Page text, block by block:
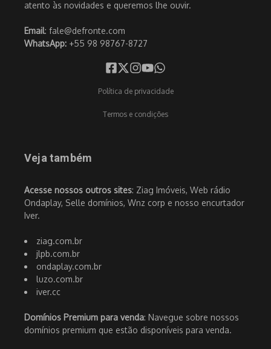
atento às novidades e queremos lhe ouvir.
Email: fale@defronte.com
WhatsApp: +55 98 98767-8727
Política de privacidade
Termos e condições
Veja também
Acesse nossos outros sites: Ziag Imóveis, Web rádio
Ondaplay, Selle domínios, Wnz corp e nosso encurtador
Iver.
ziag.com.br
jlpb.com.br
ondaplay.com.br
luzo.com.br
iver.cc
Domínios Premium para venda: Navegue sobre nossos
domínios premium que estão disponíveis para venda.